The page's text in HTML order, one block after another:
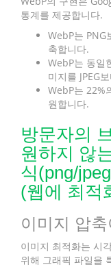
통계를 제공합니다.
WebP는 PNG
축합니다.
WebP는 동일
미지를 JPEG
WebP는 22%
원합니다.
방문자의
원하지 않
식(png/
(웹에 최적
이미지 압
이미지 최적화는 시
위해 그래픽 파일을